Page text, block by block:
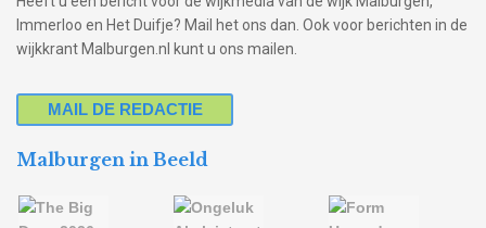
Immerloo en Het Duifje? Mail het ons dan. Ook voor berichten in de
wijkkrant Malburgen.nl kunt u ons mailen.
MAIL DE REDACTIE
Malburgen in Beeld